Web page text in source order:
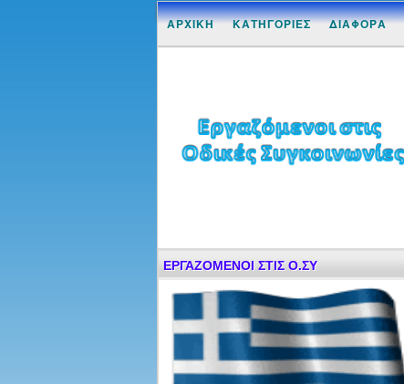
ΑΡΧΙΚΗ ΚΑΤΗΓΟΡΙΕΣ ΔΙΑΦΟΡΑ
ΕΡΓΑΖΟΜΕΝΟΙ ΣΤΙΣ Ο.ΣΥ